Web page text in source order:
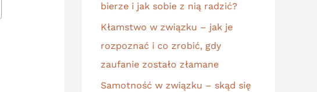
bierze i jak sobie z nią radzić?
Kłamstwo w związku – jak je
rozpoznać i co zrobić, gdy
zaufanie zostało złamane
Samotność w związku – skąd się